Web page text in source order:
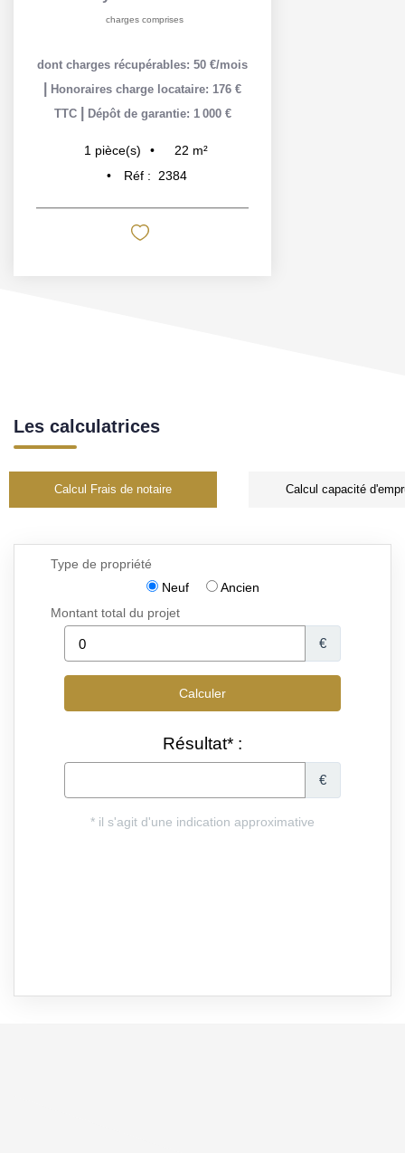
charges comprises
dont charges récupérables: 50 €/mois
Honoraires charge locataire: 176 €
TTC
Dépôt de garantie: 1 000 €
1 pièce(s) 22 m²
Réf :
2384
Les calculatrices
Calcul Frais de notaire Calcul capacité